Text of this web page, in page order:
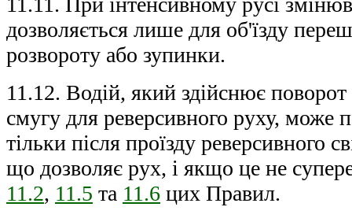
дозволяється лише для об'їзду
розвороту або зупинки.
11.12. Водій, який здійснює
смугу для реверсивного руху, може
тільки після проїзду реверсивного
що дозволяє рух, і якщо це не
11.2, 11.5 та 11.6 цих Правил.